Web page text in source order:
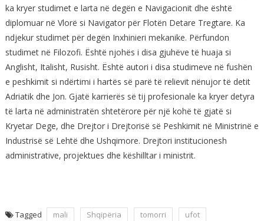
ka kryer studimet e larta në degën e Navigacionit dhe është
diplomuar në Vlorë si Navigator për Flotën Detare Tregtare. Ka
ndjekur studimet për degën Inxhinieri mekanike. Përfundon
studimet në Filozofi. Është njohës i disa gjuhëve të huaja si
Anglisht, Italisht, Rusisht. Është autori i disa studimeve në fushën
e peshkimit si ndërtimi i hartës së parë të relievit nënujor të detit
Adriatik dhe Jon. Gjatë karrierës së tij profesionale ka kryer detyra
të larta në administratën shtetërore për një kohë të gjatë si
Kryetar Dege, dhe Drejtor i Drejtorisë së Peshkimit në Ministrinë e
Industrisë së Lehtë dhe Ushqimore. Drejtori institucionesh
administrative, projektues dhe këshilltar i ministrit.
Tagged mali Shqipëria tomorri ufot